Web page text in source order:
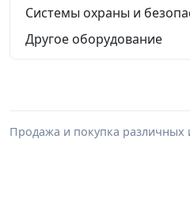
Системы охраны и
Другое оборудование
Продажа и покупка различных